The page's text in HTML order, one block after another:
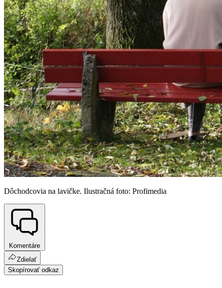
Dôchodcovia na lavičke. Ilustračná foto: Profimedia
Komentáre
Zdielať
Skopírovať odkaz